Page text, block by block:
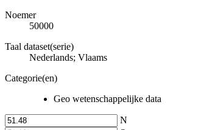
Noemer
50000
Taal dataset(serie)
Nederlands; Vlaams
Categorie(en)
Geo wetenschappelijke data
N